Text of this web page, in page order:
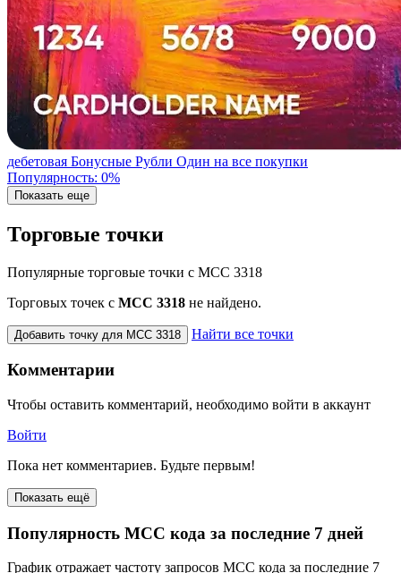
дебетовая Бонусные Рубли Один на все покупки
Популярность: 0%
Показать еще
Торговые точки
Популярные торговые точки с MCC 3318
Торговых точек с МСС 3318 не найдено.
Добавить точку для MCC 3318 Найти все точки
Комментарии
Чтобы оставить комментарий, необходимо войти в аккаунт
Войти
Пока нет комментариев. Будьте первым!
Показать ещё
Популярность MCC кода за последние 7 дней
График отражает частоту запросов MCC кода за последние 7